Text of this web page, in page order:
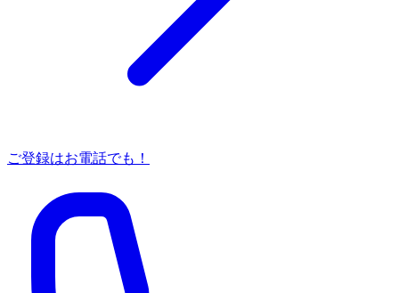
ご登録はお電話でも！